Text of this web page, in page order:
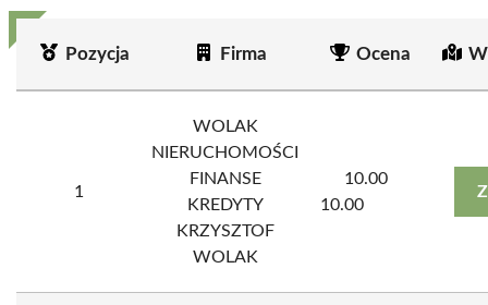
Pozycja Firma Ocena
1
WOLAK
NIERUCHOMOŚCI
FINANSE
KREDYTY
KRZYSZTOF
WOLAK
10.00
10.00